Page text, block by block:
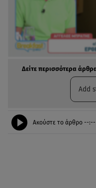
Δείτε περισσότερα
Add
Ακούστε το άρθρο --:--